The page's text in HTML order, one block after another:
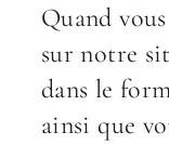
Quand
sur notre
dans le
ainsi que